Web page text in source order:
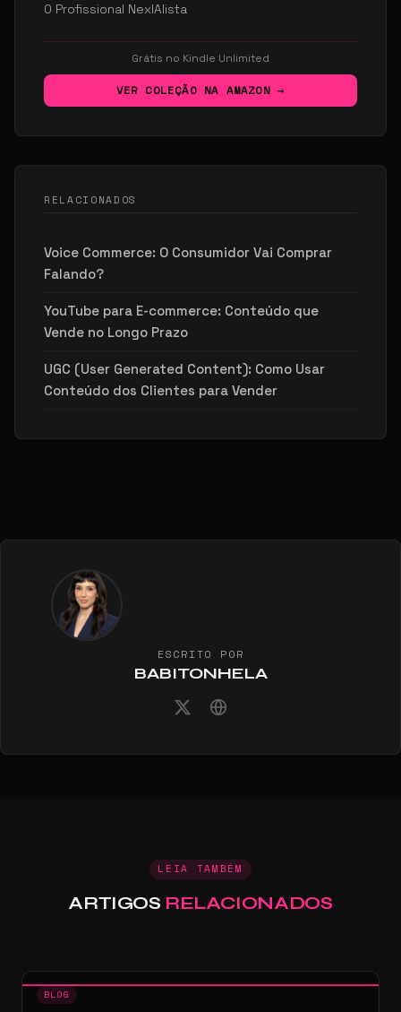
O Profissional NexIAlista
Grátis no Kindle Unlimited
VER COLEÇÃO NA AMAZON →
RELACIONADOS
Voice Commerce: O Consumidor Vai Comprar
Falando?
YouTube para E-commerce: Conteúdo que
Vende no Longo Prazo
UGC (User Generated Content): Como Usar
Conteúdo dos Clientes para Vender
ESCRITO POR
BABITONHELA
LEIA TAMBÉM
ARTIGOS RELACIONADOS
BLOG